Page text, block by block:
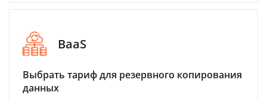
BaaS
Выбрать тариф для резервного копирования
данных